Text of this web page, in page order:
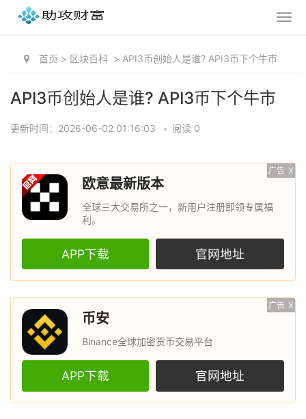
首页 > 区块百科 > API3币创始人是谁? API3币下个牛市
API3币创始人是谁? API3币下个牛市
更新时间：2026-06-02 01:16:03 • 阅读 0
广告 X
欧意最新版本
全球三大交易所之一，新用户注册即领专属福
利。
APP下载 官网地址
广告 X
币安
Binance全球加密货币交易平台
APP下载 官网地址